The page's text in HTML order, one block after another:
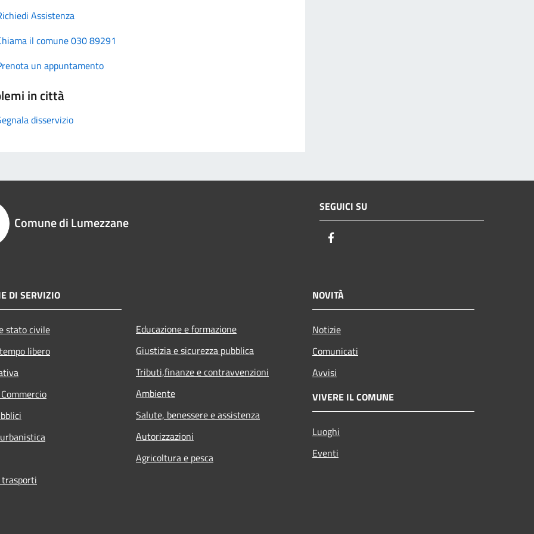
Assistenza
il comune 030 89291
un appuntamento
in città
disservizio
Comune di Lumezzane
SEGUICI SU
DI SERVIZIO
stato civile
libero
Educazione e formazione
Giustizia e sicurezza pubblica
Tributi,finanze e contravvenzioni
Ambiente
Salute, benessere e assistenza
Autorizzazioni
Agricoltura e pesca
NOVITÀ
Notizie
Comunicati
Avvisi
VIVERE IL COMUNE
Luoghi
Eventi